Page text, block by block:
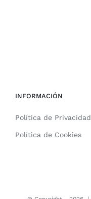
INFORMACIÓN
Política de Privacidad
Política de Cookies